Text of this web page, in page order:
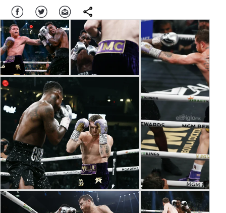
Facebook Twitter Correo comparte